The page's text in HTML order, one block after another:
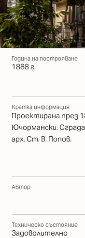
Година на построяване
1888 г.
Кратка информация
Проектирана през
Ючормански.
арх. Ст. В. Попов.
Автор
Техническо състояние
Задоволително